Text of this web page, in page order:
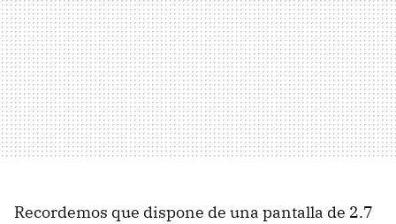
Recordemos que dispone de una pantalla de 2.7